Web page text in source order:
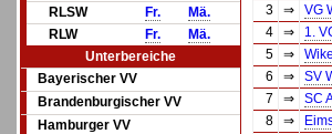
RLSW
Fr.
Mä.
RLW
Fr.
Mä.
Unterbereiche
Bayerischer VV
Brandenburgischer VV
Hamburger VV
3
⇒ VG
4
⇒ 1.
5
⇒
6
⇒ SV
7
⇒ SC
8
⇒